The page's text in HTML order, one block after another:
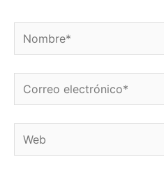
Nombre*
Correo
electrónico*
Web